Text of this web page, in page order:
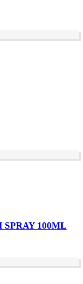
SPRAY 100ML